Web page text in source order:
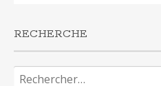
RECHERCHE
Rechercher :